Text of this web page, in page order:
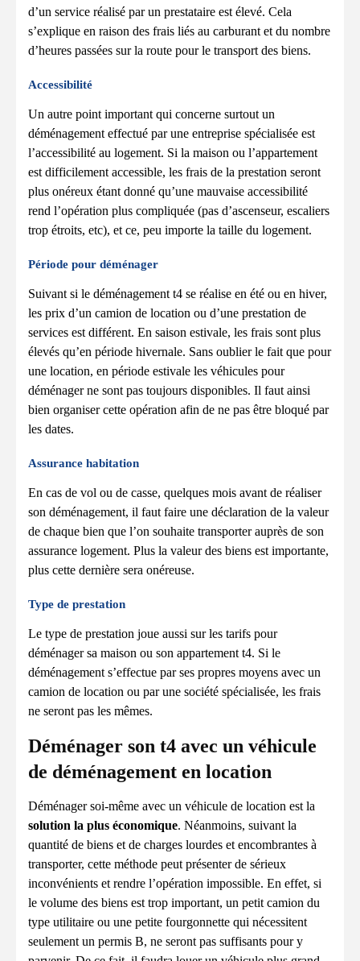
d’un service réalisé par un prestataire est élevé. Cela
s’explique en raison des frais liés au carburant et du nombre
d’heures passées sur la route pour le transport des biens.
Accessibilité
Un autre point important qui concerne surtout un
déménagement effectué par une entreprise spécialisée est
l’accessibilité au logement. Si la maison ou l’appartement
est difficilement accessible, les frais de la prestation seront
plus onéreux étant donné qu’une mauvaise accessibilité
rend l’opération plus compliquée (pas d’ascenseur, escaliers
trop étroits, etc), et ce, peu importe la taille du logement.
Période pour déménager
Suivant si le déménagement t4 se réalise en été ou en hiver,
les prix d’un camion de location ou d’une prestation de
services est différent. En saison estivale, les frais sont plus
élevés qu’en période hivernale. Sans oublier le fait que pour
une location, en période estivale les véhicules pour
déménager ne sont pas toujours disponibles. Il faut ainsi
bien organiser cette opération afin de ne pas être bloqué par
les dates.
Assurance habitation
En cas de vol ou de casse, quelques mois avant de réaliser
son déménagement, il faut faire une déclaration de la valeur
de chaque bien que l’on souhaite transporter auprès de son
assurance logement. Plus la valeur des biens est importante,
plus cette dernière sera onéreuse.
Type de prestation
Le type de prestation joue aussi sur les tarifs pour
déménager sa maison ou son appartement t4. Si le
déménagement s’effectue par ses propres moyens avec un
camion de location ou par une société spécialisée, les frais
ne seront pas les mêmes.
Déménager son t4 avec un véhicule
de déménagement en location
Déménager soi-même avec un véhicule de location est la
solution la plus économique. Néanmoins, suivant la
quantité de biens et de charges lourdes et encombrantes à
transporter, cette méthode peut présenter de sérieux
inconvénients et rendre l’opération impossible. En effet, si
le volume des biens est trop important, un petit camion du
type utilitaire ou une petite fourgonnette qui nécessitent
seulement un permis B, ne seront pas suffisants pour y